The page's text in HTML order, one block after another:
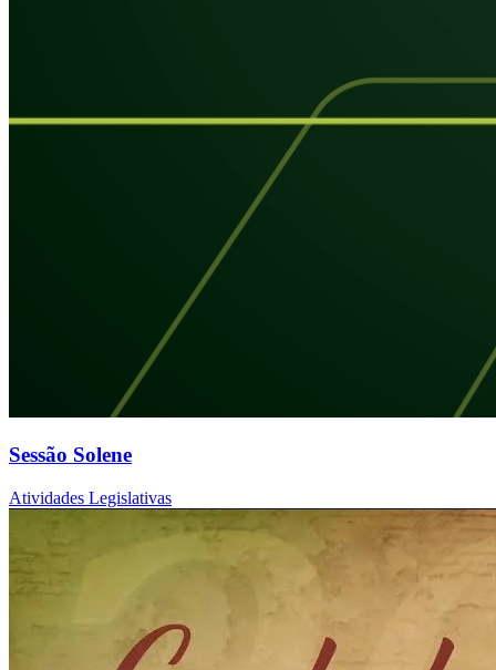
Sessão Solene
Atividades Legislativas